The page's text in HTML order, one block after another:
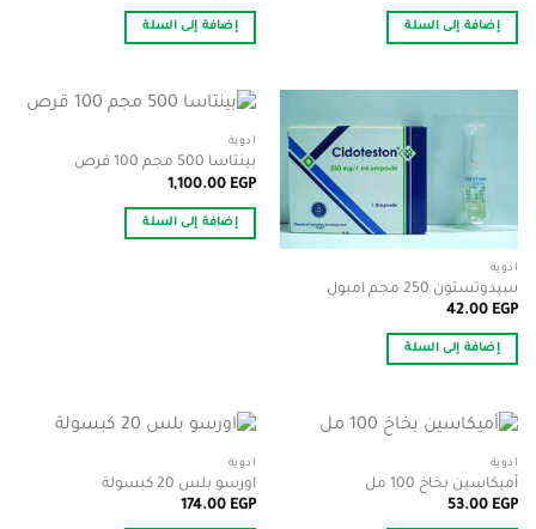
إضافة إلى السلة إضافة إلى السلة
أدوية
سيدوتستون 250 مجم امبول
42.00 EGP
إضافة إلى السلة
أدوية
بينتاسا 500 مجم 100 قرص
1,100.00 EGP
إضافة إلى السلة
أدوية
أميكاسين بخاخ 100 مل
53.00 EGP
أدوية
اورسو بلس 20 كبسولة
174.00 EGP